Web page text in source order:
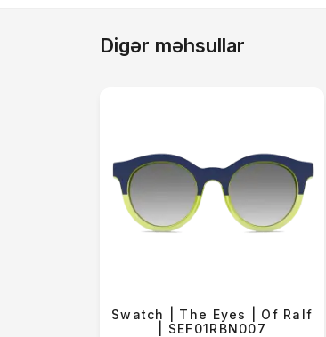
Digər məhsullar
Swatch | The Eyes | Of Ralf
| SEF01RBN007